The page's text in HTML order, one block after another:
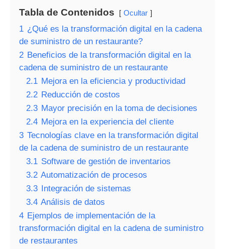
Tabla de Contenidos Ocultar
1 ¿Qué es la transformación digital en la cadena
de suministro de un restaurante?
2 Beneficios de la transformación digital en la
cadena de suministro de un restaurante
2.1 Mejora en la eficiencia y productividad
2.2 Reducción de costos
2.3 Mayor precisión en la toma de decisiones
2.4 Mejora en la experiencia del cliente
3 Tecnologías clave en la transformación digital
de la cadena de suministro de un restaurante
3.1 Software de gestión de inventarios
3.2 Automatización de procesos
3.3 Integración de sistemas
3.4 Análisis de datos
4 Ejemplos de implementación de la
transformación digital en la cadena de suministro
de restaurantes